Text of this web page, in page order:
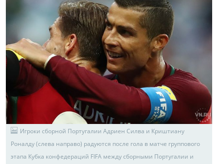
Игроки сборной Португалии Адриен Силва и Криштиану
Роналду (слева направо) радуются после гола в матче группового
этапа Кубка конфедераций FIFA между сборными Португалии и